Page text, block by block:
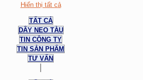
Hiển thị tất cả
TẤT CẢ
DÂY NEO TÀU
TIN CÔNG TY
TIN SẢN PHẨM
TƯ VẤN